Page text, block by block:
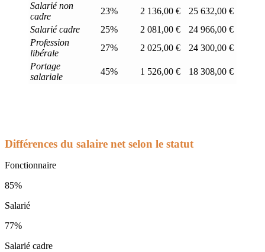
Salarié non
cadre
23% 2 136,00 €
25 632,00 €
Salarié cadre
25% 2 081,00 €
24 966,00 €
Profession
libérale
27% 2 025,00 €
24 300,00 €
Portage
salariale
45% 1 526,00 € 18 308,00 €
Différences du salaire net selon le statut
Fonctionnaire
85%
Salarié
77%
Salarié cadre